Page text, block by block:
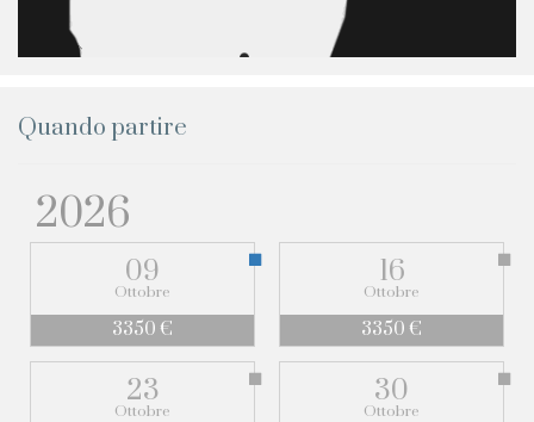
Quando partire
2026
09
Ottobre
3350 €
16
Ottobre
3350 €
23
Ottobre
30
Ottobre